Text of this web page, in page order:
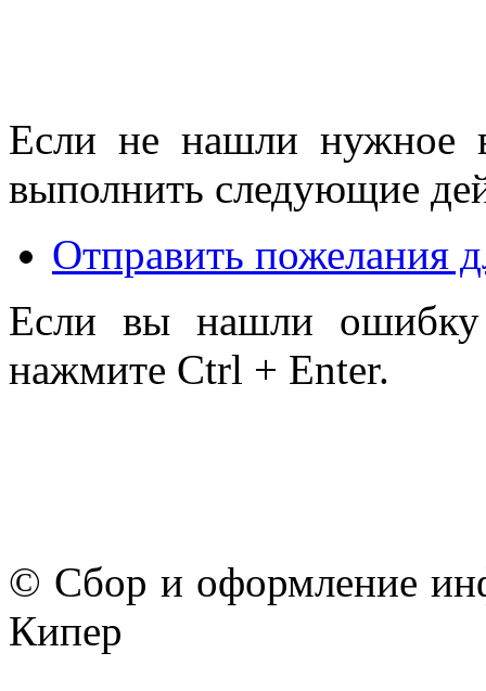
Если не нашли нужное
выполнить следующие
Отправить пожелания
Если вы нашли ошибку
нажмите Ctrl + Enter.
© Сбор и оформление
Кипер